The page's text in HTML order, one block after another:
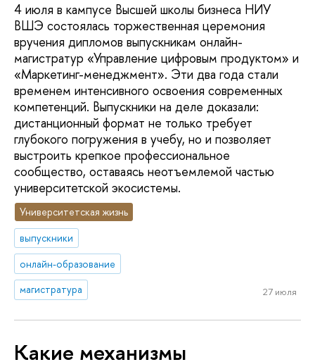
4 июля в кампусе Высшей школы бизнеса НИУ
ВШЭ состоялась торжественная церемония
вручения дипломов выпускникам онлайн-
магистратур «Управление цифровым продуктом» и
«Маркетинг-менеджмент». Эти два года стали
временем интенсивного освоения современных
компетенций. Выпускники на деле доказали:
дистанционный формат не только требует
глубокого погружения в учебу, но и позволяет
выстроить крепкое профессиональное
сообщество, оставаясь неотъемлемой частью
университетской экосистемы.
Университетская жизнь
выпускники
онлайн-образование
магистратура
27 июля
Какие механизмы